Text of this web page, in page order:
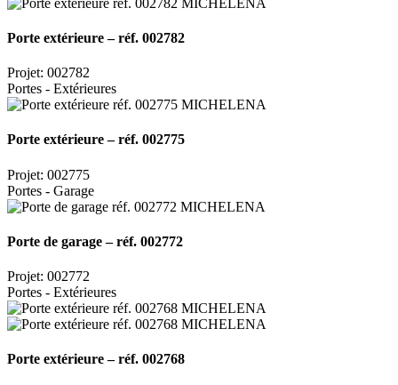
Porte extérieure – réf. 002782
Projet: 002782
Portes - Extérieures
Porte extérieure – réf. 002775
Projet: 002775
Portes - Garage
Porte de garage – réf. 002772
Projet: 002772
Portes - Extérieures
Porte extérieure – réf. 002768